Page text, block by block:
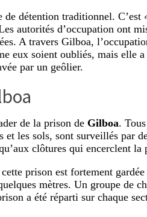
de détention traditionnel. C’est
autorités d’occupation ont
A travers Gilboa,
eux soient oubliés, mais elle
par un geôlier.
de la prison de Gilboa.
et les sols, sont surveillés par
clôtures qui encerclent la
prison est fortement
mètres. Un groupe de
a été réparti sur chaque